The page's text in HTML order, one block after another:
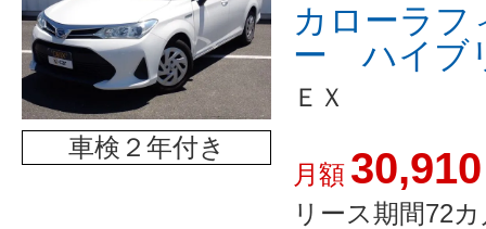
車検２年付き
カローラフ
ー ハイブ
ＥＸ
月額 30,910
リース期間72